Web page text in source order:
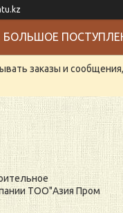
БОЛЬШОЕ
заказы и
ТОО"Азия Пром